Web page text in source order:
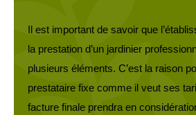
Il est important de savoir que
la prestation d’un jardinier
plusieurs éléments. C’est la raison
prestataire fixe comme il veut ses
facture finale prendra en